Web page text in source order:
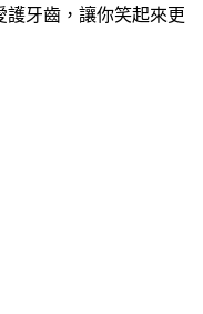
牙齒，讓你笑起來更